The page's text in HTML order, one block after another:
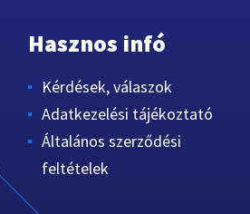
Hasznos infó
Kérdések, válaszok
Adatkezelési tájékoztató
Általános szerződési
feltételek